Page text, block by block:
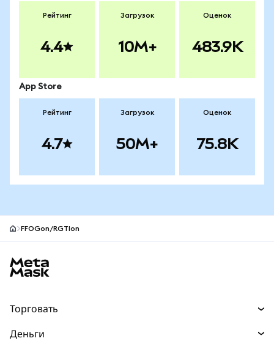
Рейтинг
4.4
Загрузок
10M+
Оценок
483.9K
App Store
Рейтинг
4.7
Загрузок
50M+
Оценок
75.8K
FFOGon/RGTIon
Торговать
Деньги